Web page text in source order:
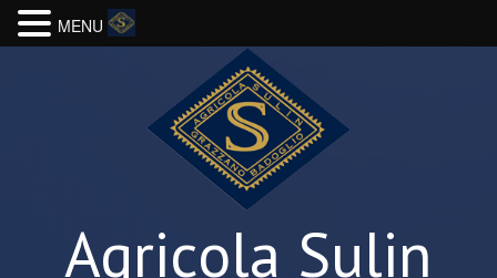
Agricola Sulin
MENU